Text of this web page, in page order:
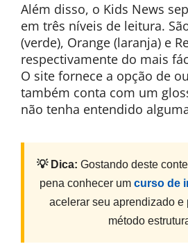
Além disso, o Kids News
em três níveis de leitura.
(verde), Orange (laranja) e
respectivamente do mais
O site fornece a opção de
também conta com um
não tenha entendido
💡 Dica: Gostando deste
pena conhecer um curso de
acelerar seu aprendizado e
método